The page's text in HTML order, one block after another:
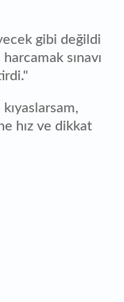
gibi değildi
sınavı
hız ve dikkat